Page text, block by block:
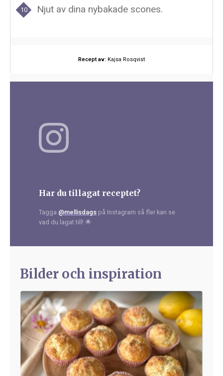
Njut av dina nybakade scones.
Recept av: Kajsa Rosqvist
Har du tillagat receptet?
Tagga @mellisdags på Instagram så fler kan se
vad du lagat till! 🌟
Bilder och inspiration